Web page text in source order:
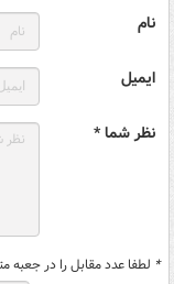
نام
ایمیل
نظر شما *
* لطفا عدد مقابل را در جعبه